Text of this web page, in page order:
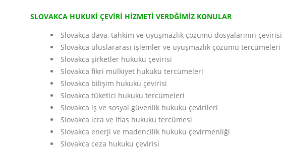
SLOVAKCA HUKUKİ ÇEVİRİ HİZMETİ VERDĞİMİZ KONULAR
Slovakca dava, tahkim ve uyuşmazlık çözümü dosyalarının çevirisi
Slovakca uluslararası işlemler ve uyuşmazlık çözümü tercümeleri
Slovakca şirketler hukuku çevirisi
Slovakca fikri mülkiyet hukuku tercümeleri
Slovakca bilişim hukuku çevirisi
Slovakca tüketici hukuku tercümeleri
Slovakca iş ve sosyal güvenlik hukuku çevirileri
Slovakca icra ve iflas hukuku tercümesi
Slovakca enerji ve madencilik hukuku çevirmenliği
Slovakca ceza hukuku çevirisi